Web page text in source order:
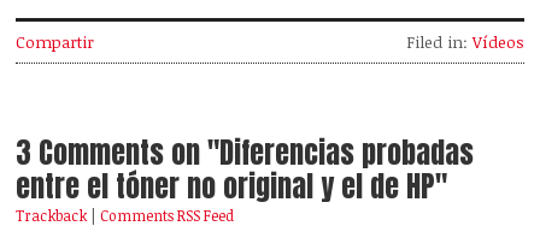
Compartir Filed in:Vídeos
3 Comments on "Diferencias probadas
entre el tóner no original y el de HP"
Trackback |Comments RSS Feed